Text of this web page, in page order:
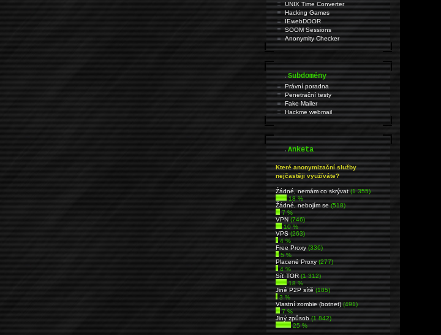
UNIX Time Converter
Hacking Games
IEwebDOOR
SOOM Sessions
Anonymity Checker
.Subdomény
Právní poradna
Penetrační testy
Fake Mailer
Hackme webmail
.Anketa
Které anonymizační služby
nejčastěji využíváte?
Źádné, nemám co skrývat(1 355)
18 %
Žádné, nebojím se(518)
7 %
VPN(746)
10 %
VPS(263)
4 %
Free Proxy(336)
5 %
Placené Proxy(277)
4 %
Síť TOR(1 312)
18 %
Jiné P2P sítě(185)
3 %
Vlastní zombie (botnet)(491)
7 %
Jiný způsob(1 842)
25 %